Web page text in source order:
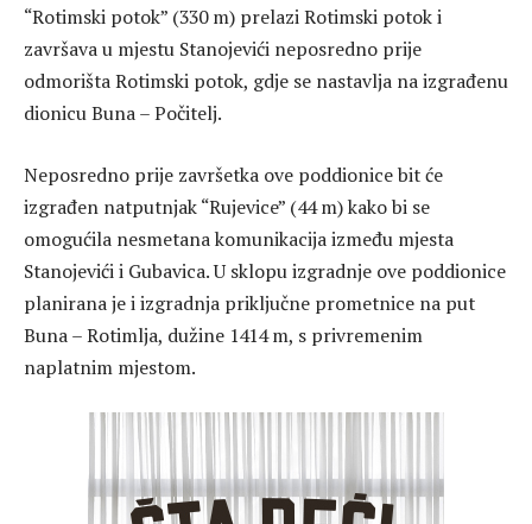
“Rotimski potok” (330 m) prelazi Rotimski potok i
završava u mjestu Stanojevići neposredno prije
odmorišta Rotimski potok, gdje se nastavlja na izgrađenu
dionicu Buna – Počitelj.
Neposredno prije završetka ove poddionice bit će
izgrađen natputnjak “Rujevice” (44 m) kako bi se
omogućila nesmetana komunikacija između mjesta
Stanojevići i Gubavica. U sklopu izgradnje ove poddionice
planirana je i izgradnja priključne prometnice na put
Buna – Rotimlja, dužine 1414 m, s privremenim
naplatnim mjestom.